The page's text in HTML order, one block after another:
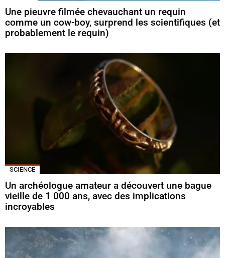
Une pieuvre filmée chevauchant un requin
comme un cow-boy, surprend les scientifiques (et
probablement le requin)
SCIENCE
Un archéologue amateur a découvert une bague
vieille de 1 000 ans, avec des implications
incroyables